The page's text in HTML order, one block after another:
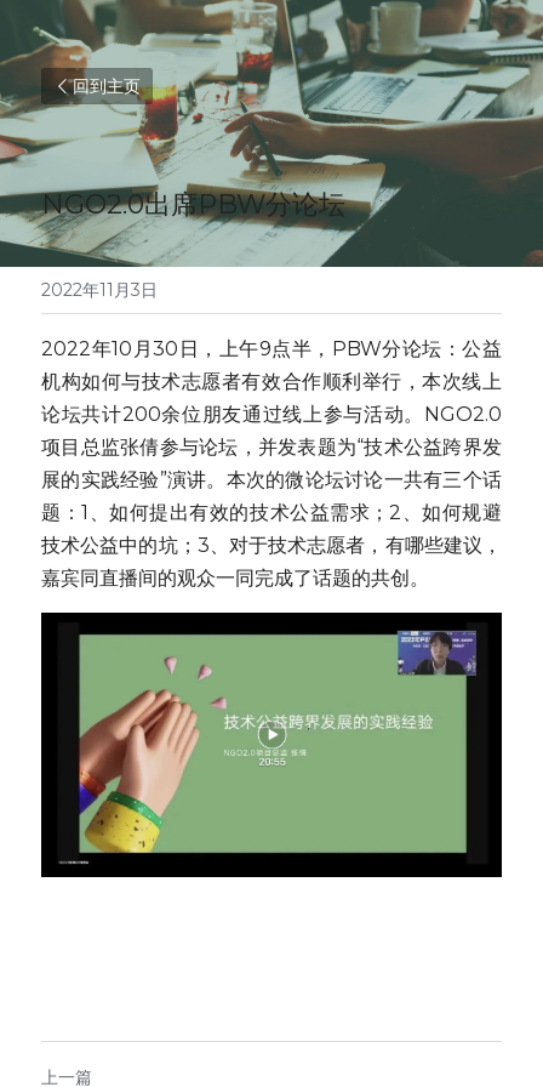
回到主页
NGO2.0出席PBW分论坛
2022年11月3日
2022年10月30日，上午9点半，PBW分论坛：公益
机构如何与技术志愿者有效合作顺利举行，本次线上
论坛共计200余位朋友通过线上参与活动。NGO2.0
项目总监张倩参与论坛，并发表题为“技术公益跨界发
展的实践经验”演讲。本次的微论坛讨论一共有三个话
题：1、如何提出有效的技术公益需求；2、如何规避
技术公益中的坑；3、对于技术志愿者，有哪些建议，
嘉宾同直播间的观众一同完成了话题的共创。
上一篇